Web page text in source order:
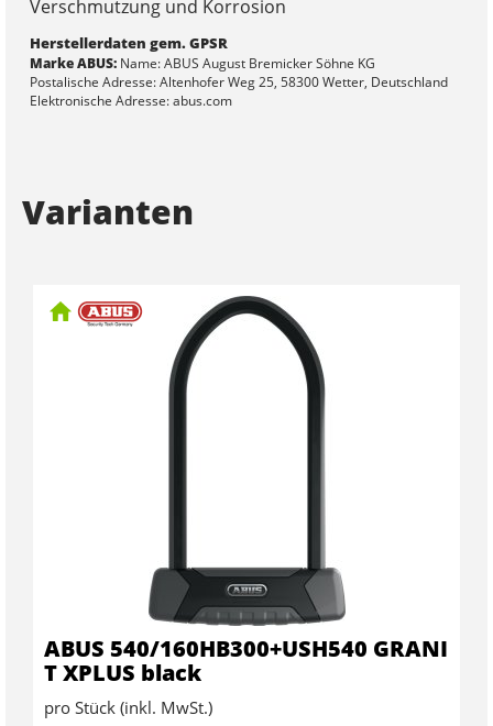
Verschmutzung und Korrosion
Herstellerdaten gem. GPSR
Marke ABUS:Name: ABUS August Bremicker Söhne KG
Postalische Adresse: Altenhofer Weg 25, 58300 Wetter, Deutschland
Elektronische Adresse: abus.com
Varianten
ABUS 540/160HB300+USH540 GRANI
T XPLUS black
pro Stück (inkl. MwSt.)